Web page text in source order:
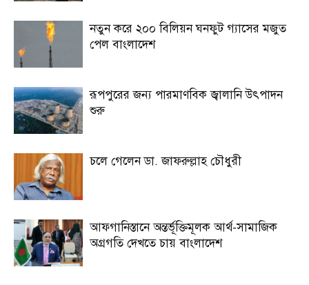
নতুন করে ২০০ বিলিয়ন ঘনফুট গ্যাসের মজুত
পেল বাংলাদেশ
রূপপুরের জন্য পারমাণবিক জ্বালানি উৎপাদন
শুরু
চলে গেলেন ডা. জাফরুল্লাহ চৌধুরী
আফগানিস্তানে অন্তর্ভূক্তিমূলক আর্থ-সামাজিক
অগ্রগতি দেখতে চায় বাংলাদেশ